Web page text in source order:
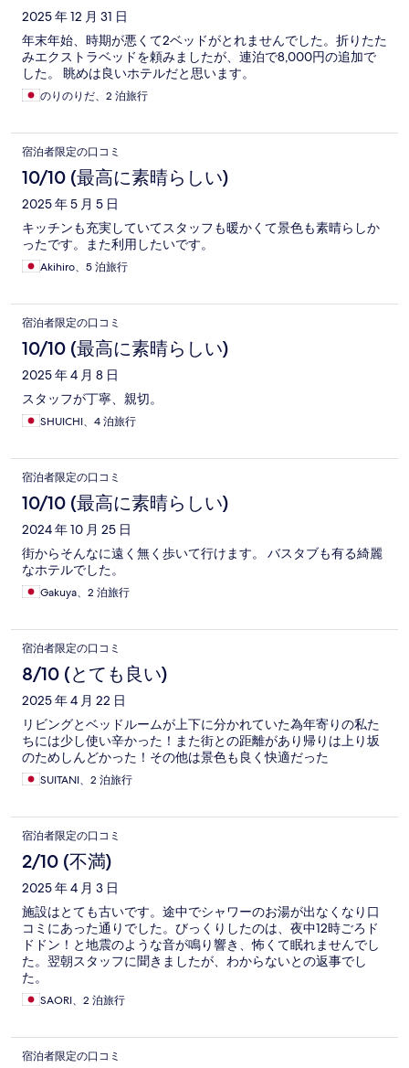
2025 年 12 月 31 日
年末年始、時期が悪くて2ベッドがとれませんでした。折りたた
みエクストラベッドを頼みましたが、連泊で8,000円の追加で
した。 眺めは良いホテルだと思います。
のりのりだ、2 泊旅行
宿泊者限定の口コミ
10/10 (最高に素晴らしい)
2025 年 5 月 5 日
キッチンも充実していてスタッフも暖かくて景色も素晴らしか
ったです。また利用したいです。
Akihiro、5 泊旅行
宿泊者限定の口コミ
10/10 (最高に素晴らしい)
2025 年 4 月 8 日
スタッフが丁寧、親切。
SHUICHI、4 泊旅行
宿泊者限定の口コミ
10/10 (最高に素晴らしい)
2024 年 10 月 25 日
街からそんなに遠く無く歩いて行けます。 バスタブも有る綺麗
なホテルでした。
Gakuya、2 泊旅行
宿泊者限定の口コミ
8/10 (とても良い)
2025 年 4 月 22 日
リビングとベッドルームが上下に分かれていた為年寄りの私た
ちには少し使い辛かった！また街との距離があり帰りは上り坂
のためしんどかった！その他は景色も良く快適だった
SUITANI、2 泊旅行
宿泊者限定の口コミ
2/10 (不満)
2025 年 4 月 3 日
施設はとても古いです。途中でシャワーのお湯が出なくなり口
コミにあった通りでした。びっくりしたのは、夜中12時ごろド
ドドン！と地震のような音が鳴り響き、怖くて眠れませんでし
た。翌朝スタッフに聞きましたが、わからないとの返事でし
た。
SAORI、2 泊旅行
宿泊者限定の口コミ